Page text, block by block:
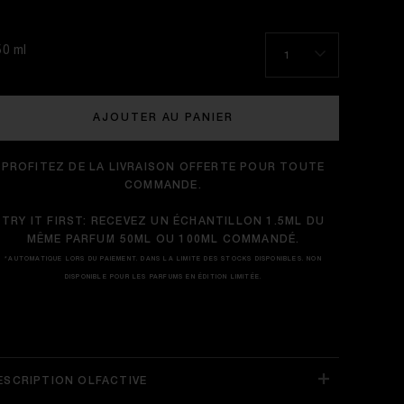
ml 1
AJOUTER AU PANIER
PROFITEZ DE LA LIVRAISON OFFERTE POUR TOUTE
COMMANDE.
TRY IT FIRST: RECEVEZ UN ÉCHANTILLON 1.5ML DU
MÊME PARFUM 50ML OU 100ML COMMANDÉ.
*AUTOMATIQUE LORS DU PAIEMENT. DANS LA LIMITE DES STOCKS DISPONIBLES. NON
DISPONIBLE POUR LES PARFUMS EN ÉDITION LIMITÉE.
OLFACTIVE